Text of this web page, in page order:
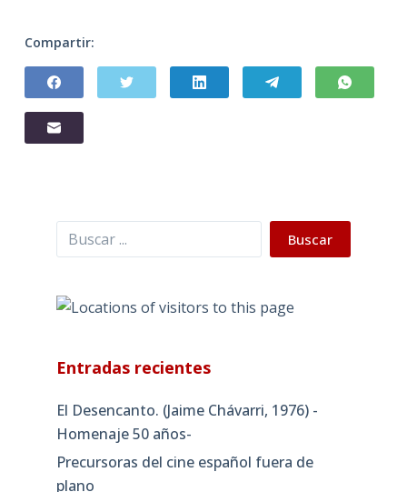
Compartir:
Buscar Buscar
Entradas recientes
El Desencanto. (Jaime Chávarri, 1976) -
Homenaje 50 años-
Precursoras del cine español fuera de
plano